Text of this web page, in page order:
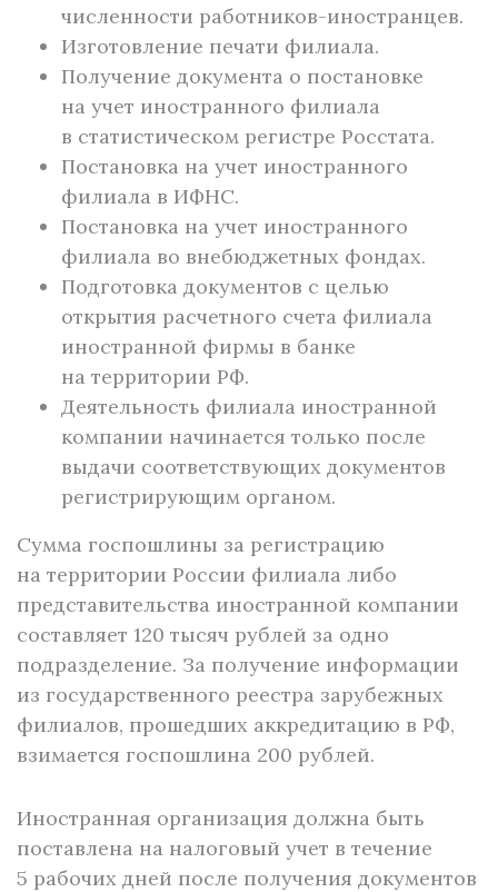
численности работников-иностранцев.
Изготовление печати филиала.
Получение документа о постановке
на учет иностранного филиала
в статистическом регистре Росстата.
Постановка на учет иностранного
филиала в ИФНС.
Постановка на учет иностранного
филиала во внебюджетных фондах.
Подготовка документов с целью
открытия расчетного счета филиала
иностранной фирмы в банке
на территории РФ.
Деятельность филиала иностранной
компании начинается только после
выдачи соответствующих документов
регистрирующим органом.
Сумма госпошлины за регистрацию
на территории России филиала либо
представительства иностранной компании
составляет 120 тысяч рублей за одно
подразделение. За получение информации
из государственного реестра зарубежных
филиалов, прошедших аккредитацию в РФ,
взимается госпошлина 200 рублей.
Иностранная организация должна быть
поставлена на налоговый учет в течение
5 рабочих дней после получения документов